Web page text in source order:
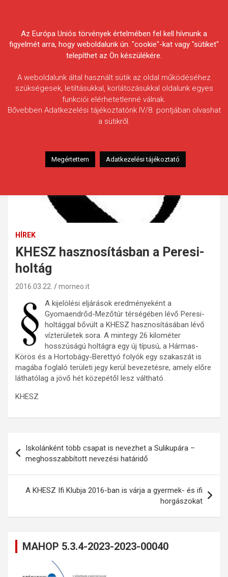
Egyesületek Szövetsége
HÍREK
KHESZ hasznosításban a Peresi-
holtág
2016.03.22. morneo.it
A kijelölési eljárások eredményeként a
Gyomaendrőd-Mezőtúr térségében lévő Peresi-
holtággal bővült a KHESZ hasznosításában lévő
vízterületek sora. A mintegy 26 kilométer
hosszúságú holtágra egy új típusú, a Hármas-
Körös és a Hortobágy-Berettyó folyók egy szakaszát is
magába foglaló területi jegy kerül bevezetésre, amely előre
láthatólag a jövő hét közepétől lesz váltható.
KHESZ
navigáció
Iskolánként több csapat is nevezhet a Sulikupára –
meghosszabbított nevezési határidő
A KHESZ Ifi Klubja 2016-ban is várja a gyermek- és ifi
horgászokat
MAHOP 5.3.4-2023-2023-00040
Az Európa Uniós törvények értelmében fel kell hívnunk a
figyelmét arra, hogy weboldalunk ún. "cookie"-kat vagy "sütiket"
telepíthet az Ön készülékére.
A weboldalunk által használt sütik az oldal működéséhez
szükségesek, letiltásukkal, korlátozásukkal oldalunk egyes
funkciói elérhetetlenné válnak.
Bővebben Adatkezelési tájékoztatónk IV/8. pontjában olvashat
a sütikről.
Megértettem Adatkezelési tájékoztató